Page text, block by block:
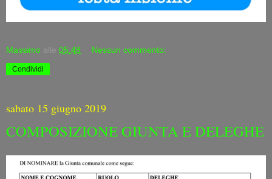
Massimo alle 05:48 Nessun commento:
Condividi
sabato 15 giugno 2019
COMPOSIZIONE GIUNTA E DELEGHE